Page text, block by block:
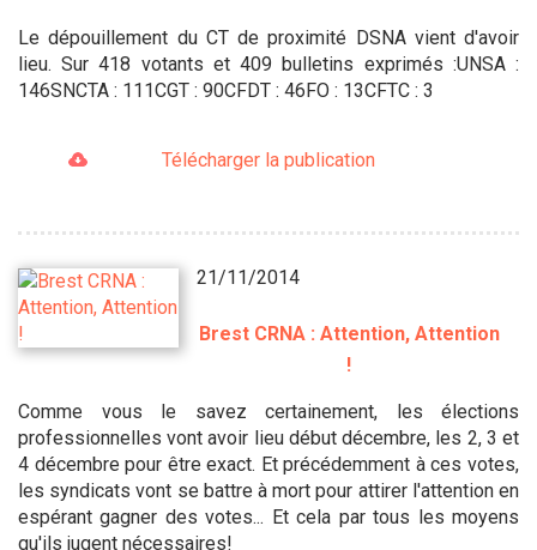
Le dépouillement du CT de proximité DSNA vient d'avoir
lieu. Sur 418 votants et 409 bulletins exprimés :UNSA :
146SNCTA : 111CGT : 90CFDT : 46FO : 13CFTC : 3
Télécharger la publication
21/11/2014
Brest CRNA : Attention, Attention
!
Comme vous le savez certainement, les élections
professionnelles vont avoir lieu début décembre, les 2, 3 et
4 décembre pour être exact. Et précédemment à ces votes,
les syndicats vont se battre à mort pour attirer l'attention en
espérant gagner des votes... Et cela par tous les moyens
qu'ils jugent nécessaires!